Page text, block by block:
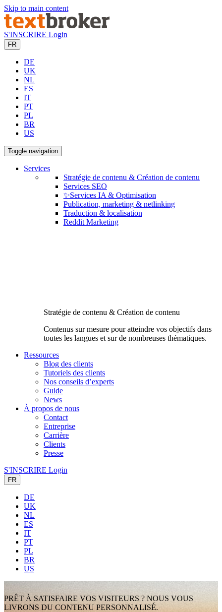
Skip to main content
S'INSCRIRE Login
FR
DE
UK
NL
ES
IT
PT
PL
BR
US
Toggle navigation
Services
Stratégie de contenu & Création de contenu
Services SEO
✨Services IA & Optimisation
Publication, marketing & netlinking
Traduction & localisation
Reddit Marketing
Stratégie de contenu & Création de contenu
Contenus sur mesure pour atteindre vos objectifs dans
toutes les langues et sur de nombreuses thématiques.
Ressources
Blog des clients
Tutoriels des clients
Nos conseils d’experts
Guide
News
À propos de nous
Contact
Entreprise
Carrière
Clients
Presse
S'INSCRIRE Login
FR
DE
UK
NL
ES
IT
PT
PL
BR
US
PRÊT À SATISFAIRE VOS VISITEURS ? NOUS VOUS
LIVRONS DU CONTENU PERSONNALISÉ.